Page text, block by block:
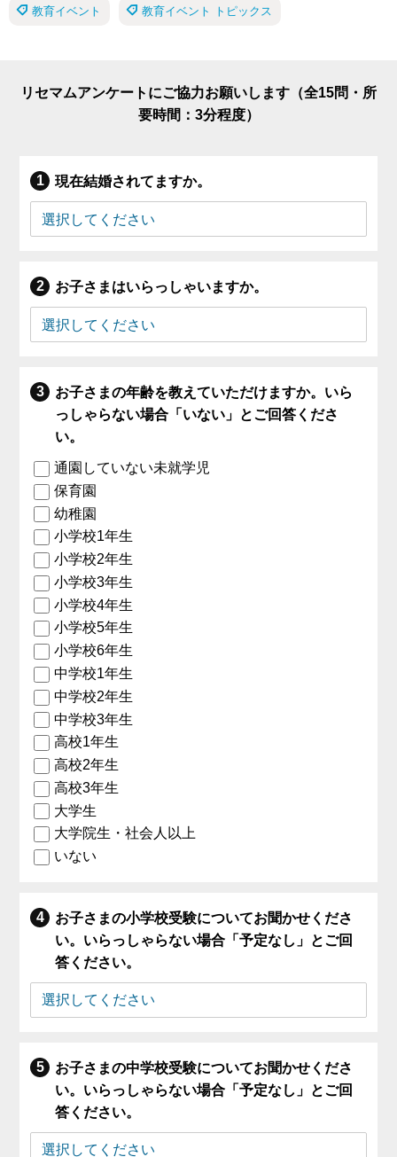
教育イベント 教育イベント トピックス
リセマムアンケートにご協力お願いします（全15問・所
要時間：3分程度）
現在結婚されてますか。
お子さまはいらっしゃいますか。
お子さまの年齢を教えていただけますか。いら
っしゃらない場合「いない」とご回答くださ
い。
通園していない未就学児
保育園
幼稚園
小学校1年生
小学校2年生
小学校3年生
小学校4年生
小学校5年生
小学校6年生
中学校1年生
中学校2年生
中学校3年生
高校1年生
高校2年生
高校3年生
大学生
大学院生・社会人以上
いない
お子さまの小学校受験についてお聞かせくださ
い。いらっしゃらない場合「予定なし」とご回
答ください。
お子さまの中学校受験についてお聞かせくださ
い。いらっしゃらない場合「予定なし」とご回
答ください。